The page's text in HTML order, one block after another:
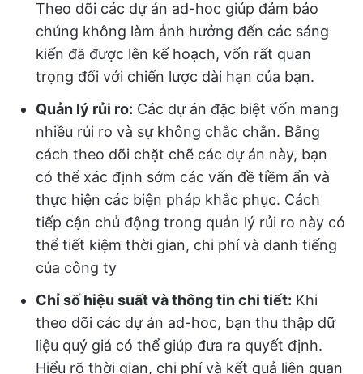
Theo dõi các dự án ad-hoc giúp đảm bảo
chúng không làm ảnh hưởng đến các sáng
kiến đã được lên kế hoạch, vốn rất quan
trọng đối với chiến lược dài hạn của bạn.
Quản lý rủi ro: Các dự án đặc biệt vốn mang
nhiều rủi ro và sự không chắc chắn. Bằng
cách theo dõi chặt chẽ các dự án này, bạn
có thể xác định sớm các vấn đề tiềm ẩn và
thực hiện các biện pháp khắc phục. Cách
tiếp cận chủ động trong quản lý rủi ro này có
thể tiết kiệm thời gian, chi phí và danh tiếng
của công ty
Chỉ số hiệu suất và thông tin chi tiết: Khi
theo dõi các dự án ad-hoc, bạn thu thập dữ
liệu quý giá có thể giúp đưa ra quyết định.
Hiểu rõ thời gian, chi phí và kết quả liên quan